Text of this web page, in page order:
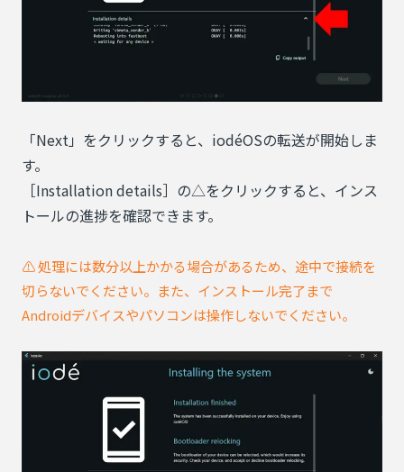
「Next」をクリックすると、iodéOSの転送が開始しま
す。
［Installation details］の△をクリックすると、インス
トールの進捗を確認できます。
⚠️ 処理には数分以上かかる場合があるため、途中で接続を
切らないでください。また、インストール完了まで
Androidデバイスやパソコンは操作しないでください。